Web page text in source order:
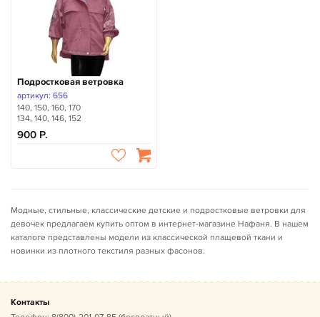
Подростковая ветровка
артикул: 656
140, 150, 160, 170
134, 140, 146, 152
900
Модные, стильные, классические детские и подростковые ветровки для
девочек предлагаем купить оптом в интернет-магазине Нафаня. В нашем
каталоге представлены модели из классической плащевой ткани и
новинки из плотного текстиля разных фасонов.
Контакты